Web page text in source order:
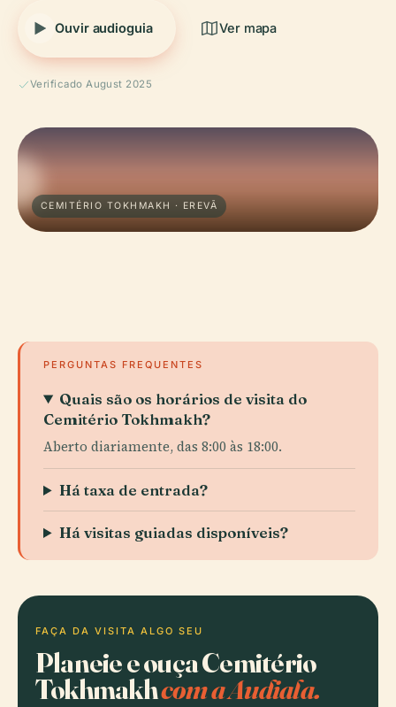
Ouvir audioguia Ver mapa
Verificado August 2025
CEMITÉRIO TOKHMAKH · EREVÃ
PERGUNTAS FREQUENTES
Quais são os horários de visita do
Cemitério Tokhmakh?
Aberto diariamente, das 8:00 às 18:00.
Há taxa de entrada?
Há visitas guiadas disponíveis?
FAÇA DA VISITA ALGO SEU
Planeie e ouça Cemitério
Tokhmakhcom a Audiala.